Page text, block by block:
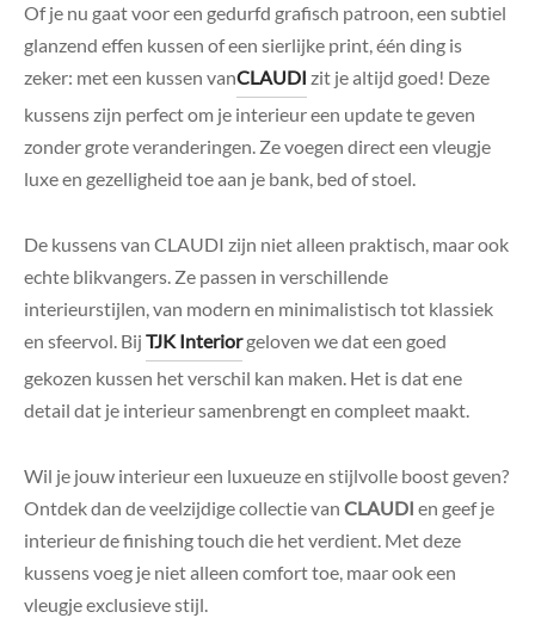
Of je nu gaat voor een gedurfd grafisch patroon, een subtiel
glanzend effen kussen of een sierlijke print, één ding is
zeker: met een kussen vanCLAUDI zit je altijd goed! Deze
kussens zijn perfect om je interieur een update te geven
zonder grote veranderingen. Ze voegen direct een vleugje
luxe en gezelligheid toe aan je bank, bed of stoel.
De kussens van CLAUDI zijn niet alleen praktisch, maar ook
echte blikvangers. Ze passen in verschillende
interieurstijlen, van modern en minimalistisch tot klassiek
en sfeervol. Bij TJK Interiorgeloven we dat een goed
gekozen kussen het verschil kan maken. Het is dat ene
detail dat je interieur samenbrengt en compleet maakt.
Wil je jouw interieur een luxueuze en stijlvolle boost geven?
Ontdek dan de veelzijdige collectie van CLAUDI en geef je
interieur de finishing touch die het verdient. Met deze
kussens voeg je niet alleen comfort toe, maar ook een
vleugje exclusieve stijl.